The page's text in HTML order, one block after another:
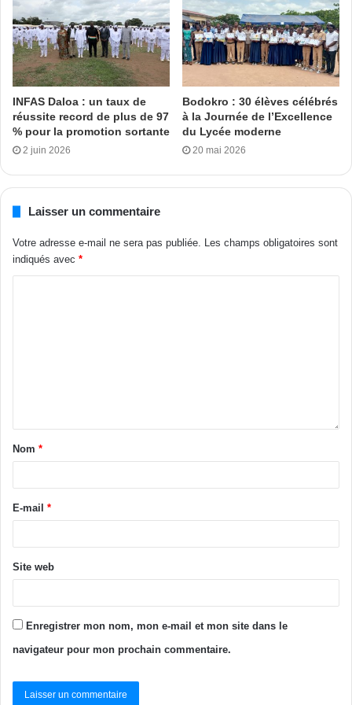
par la confrérie Tidjanite et qui, pour lui, est un bon exemple
de Coordination. « Nous voulons saluer cette organisation
et prier Dieu pour qu’il apporte sa bénédiction au chef
introduit. Que Dieu lui donne longue vie et qu’il fasse en
sorte que notre communauté soit unie car nous savons
tous les efforts que le Cheick fait depuis sa nomination à la
tête du Cosim»
, a souligné le représentant de la ministre de l’Education
nationale et de l’Alphabétisation.
Moustapha Ismaila
Tags
INFAS Daloa : un taux de
réussite record de plus de 97
% pour la promotion sortante
2 juin 2026
Bodokro : 30 élèves célébrés
à la Journée de l’Excellence
du Lycée moderne
20 mai 2026
Laisser un commentaire
Votre adresse e-mail ne sera pas publiée. Les champs obligatoires sont
indiqués avec *
Nom *
E-mail *
Site web
Enregistrer mon nom, mon e-mail et mon site dans le
navigateur pour mon prochain commentaire.